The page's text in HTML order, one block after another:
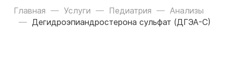
Главная Услуги Педиатрия
Анализы
Дегидроэпиандростерона сульфат (ДГЭА-С)